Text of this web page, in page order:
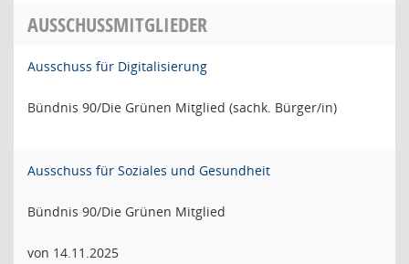
AUSSCHUSSMITGLIEDER
Ausschuss für Digitalisierung
Bündnis 90/Die Grünen Mitglied (sachk. Bürger/in)
Ausschuss für Soziales und Gesundheit
Bündnis 90/Die Grünen Mitglied
von 14.11.2025